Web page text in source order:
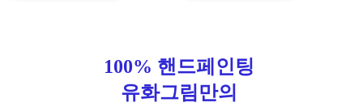
100% 핸드페인팅
유화그림만의